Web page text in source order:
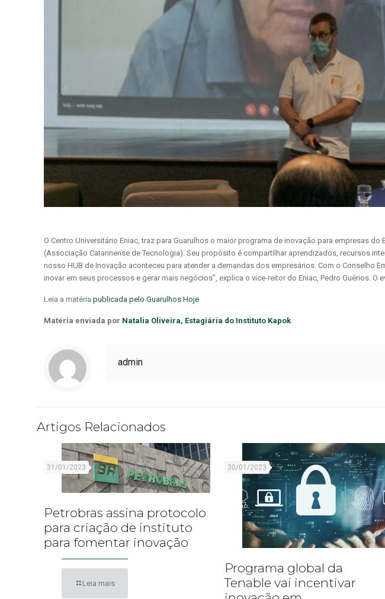
O Centro Universitário Eniac, traz para Guarulhos o maior programa de inovação para empresas
(Associação Catarinense de Tecnologia). Seu propósito é compartilhar aprendizados, recursos
nosso HUB de Inovação aconteceu para atender a demandas dos empresários. Com o Conselho
inovar em seus processos e gerar mais negócios”, explica o vice-reitor do Eniac, Pedro Guérios. O
Leia a matériapublicada pelo Guarulhos Hoje
Matéria enviada por Natalia Oliveira, Estagiária do Instituto Kapok
admin
Artigos Relacionados
31/01/2023
Petrobras assina protocolo
para criação de instituto
para fomentar inovação
Leia mais
30/01/2023
Programa global da
Tenable vai incentivar